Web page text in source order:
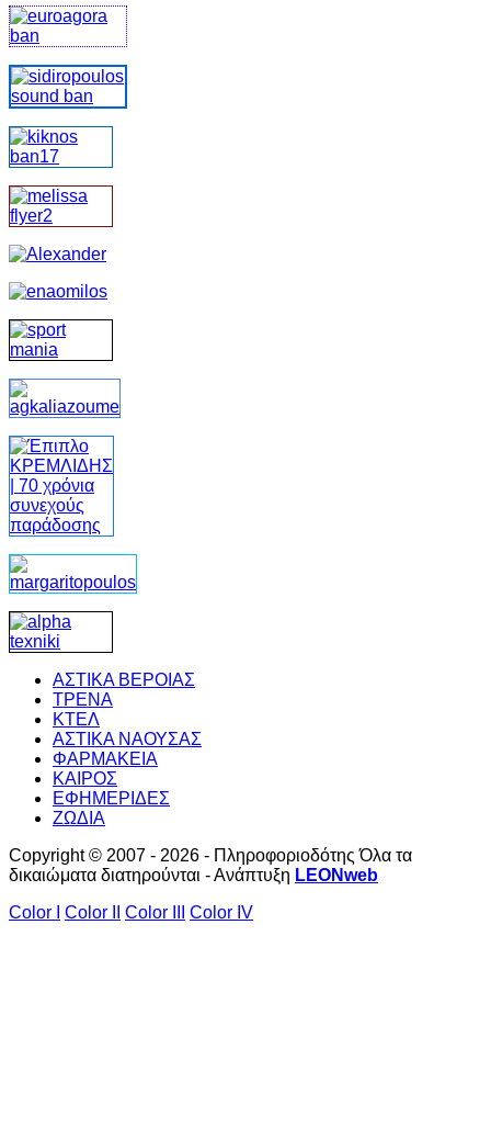
ΑΣΤΙΚΑ ΒΕΡΟΙΑΣ
ΤΡΕΝΑ
ΚΤΕΛ
ΑΣΤΙΚΑ ΝΑΟΥΣΑΣ
ΦΑΡΜΑΚΕΙΑ
ΚΑΙΡΟΣ
ΕΦΗΜΕΡΙΔΕΣ
ΖΩΔΙΑ
Copyright © 2007 - 2026 - Πληροφοριοδότης Όλα τα
δικαιώματα διατηρούνται - Ανάπτυξη LEONweb
Color I
Color II Color III Color IV